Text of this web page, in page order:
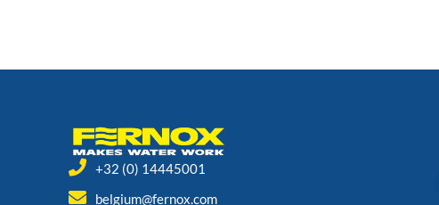
+32 (0) 14445001
belgium@fernox.com